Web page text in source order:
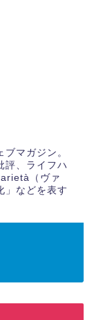
マガジン。
評、ライフハ
（ヴァ
」などを表す